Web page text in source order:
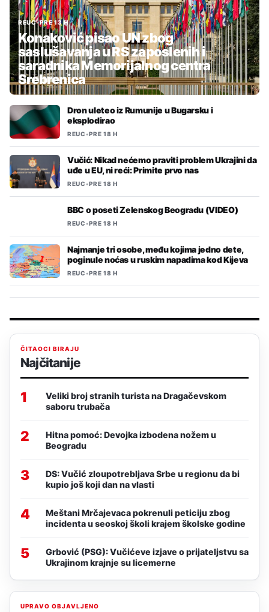
REUC•PRE 13 H
Konaković pisao UN zbog
saslušavanja u RS zaposlenih i
saradnika Memorijalnog centra
Srebrenica
Dron uleteo iz Rumunije u Bugarsku i
eksplodirao
REUC•PRE 18 H
Vučić: Nikad nećemo praviti problem Ukrajini da
uđe u EU, ni reći: Primite prvo nas
REUC•PRE 18 H
BBC o poseti Zelenskog Beogradu (VIDEO)
REUC•PRE 18 H
Najmanje tri osobe, među kojima jedno dete,
poginule noćas u ruskim napadima kod Kijeva
REUC•PRE 18 H
ČITAOCI BIRAJU
Najčitanije
1
Veliki broj stranih turista na Dragačevskom
saboru trubača
2
Hitna pomoć: Devojka izbodena nožem u
Beogradu
3
DS: Vučić zloupotrebljava Srbe u regionu da bi
kupio još koji dan na vlasti
4
Meštani Mrčajevaca pokrenuli peticiju zbog
incidenta u seoskoj školi krajem školske godine
5
Grbović (PSG): Vučićeve izjave o prijateljstvu sa
Ukrajinom krajnje su licemerne
UPRAVO OBJAVLJENO